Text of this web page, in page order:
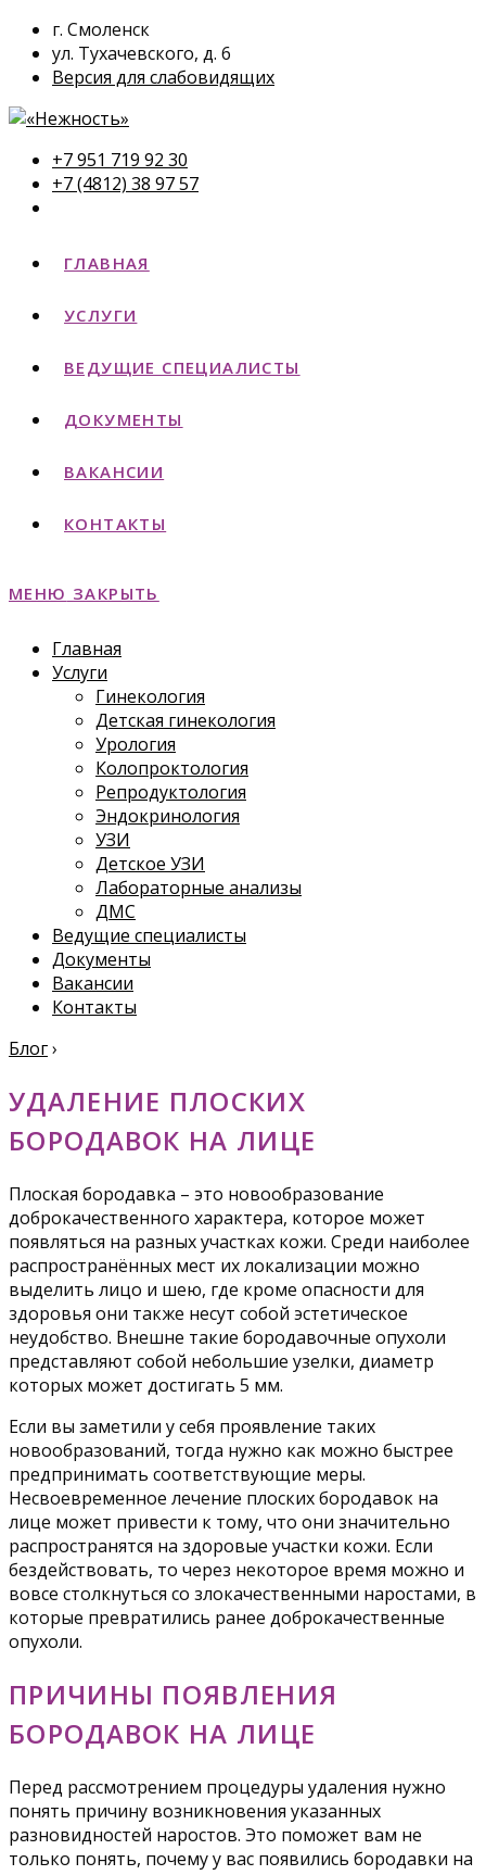
г. Смоленск
ул. Тухачевского, д. 6
Версия для слабовидящих
+7 951 719 92 30
+7 (4812) 38 97 57
ГЛАВНАЯ
УСЛУГИ
ВЕДУЩИЕ СПЕЦИАЛИСТЫ
ДОКУМЕНТЫ
ВАКАНСИИ
КОНТАКТЫ
МЕНЮ ЗАКРЫТЬ
Главная
Услуги
Гинекология
Детская гинекология
Урология
Колопроктология
Репродуктология
Эндокринология
УЗИ
Детское УЗИ
Лабораторные анализы
ДМС
Ведущие специалисты
Документы
Вакансии
Контакты
Блог›
УДАЛЕНИЕ ПЛОСКИХ
БОРОДАВОК НА ЛИЦЕ
Плоская бородавка – это новообразование
доброкачественного характера, которое может
появляться на разных участках кожи. Среди наиболее
распространённых мест их локализации можно
выделить лицо и шею, где кроме опасности для
здоровья они также несут собой эстетическое
неудобство. Внешне такие бородавочные опухоли
представляют собой небольшие узелки, диаметр
которых может достигать 5 мм.
Если вы заметили у себя проявление таких
новообразований, тогда нужно как можно быстрее
предпринимать соответствующие меры.
Несвоевременное лечение плоских бородавок на
лице может привести к тому, что они значительно
распространятся на здоровые участки кожи. Если
бездействовать, то через некоторое время можно и
вовсе столкнуться со злокачественными наростами, в
которые превратились ранее доброкачественные
опухоли.
ПРИЧИНЫ ПОЯВЛЕНИЯ
БОРОДАВОК НА ЛИЦЕ
Перед рассмотрением процедуры удаления нужно
понять причину возникновения указанных
разновидностей наростов. Это поможет вам не
только понять, почему у вас появились бородавки на